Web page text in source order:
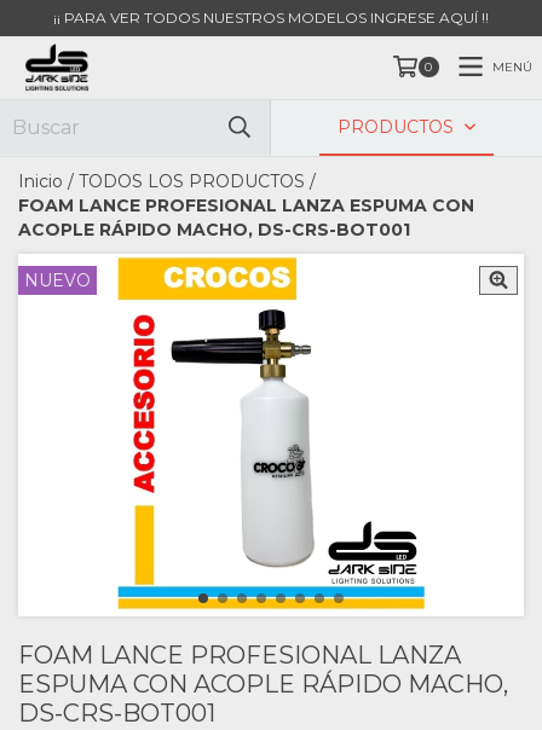
¡¡ PARA VER TODOS NUESTROS MODELOS INGRESE AQUÍ !!
0 MENÚ
PRODUCTOS
Inicio / TODOS LOS PRODUCTOS /
FOAM LANCE PROFESIONAL LANZA ESPUMA CON
ACOPLE RÁPIDO MACHO, DS-CRS-BOT001
NUEVO
FOAM LANCE PROFESIONAL LANZA
ESPUMA CON ACOPLE RÁPIDO MACHO,
DS-CRS-BOT001